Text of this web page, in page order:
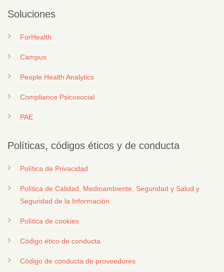
Soluciones
ForHealth
Campus
People Health Analytics
Compliance Psicosocial
PAE
Políticas, códigos éticos y de conducta
Política de Privacidad
Política de Calidad, Medioambiente, Seguridad y Salud y
Seguridad de la Información
Política de cookies
Código ético de conducta
Código de conducta de proveedores